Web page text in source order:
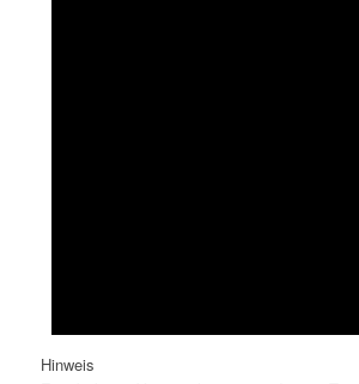
Hinweis